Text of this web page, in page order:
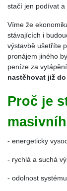
stačí jen podívat
Víme že
stávajících i
výstavbě ušetříte
pronájem jiného
peníze za
nastěhovat již
Proč je
- energeticky
- rychlá a suchá
- odolnost